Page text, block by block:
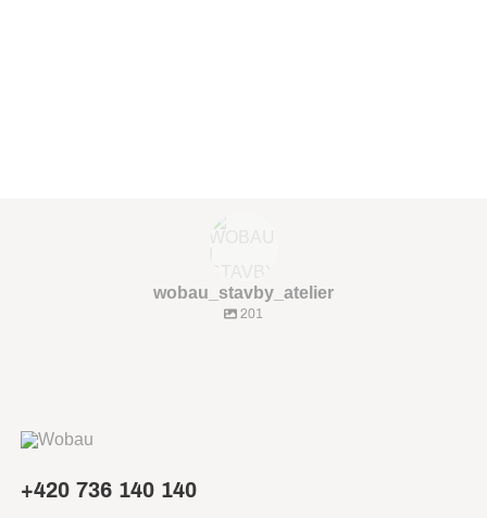
wobau_stavby_atelier
201
+420 736 140 140